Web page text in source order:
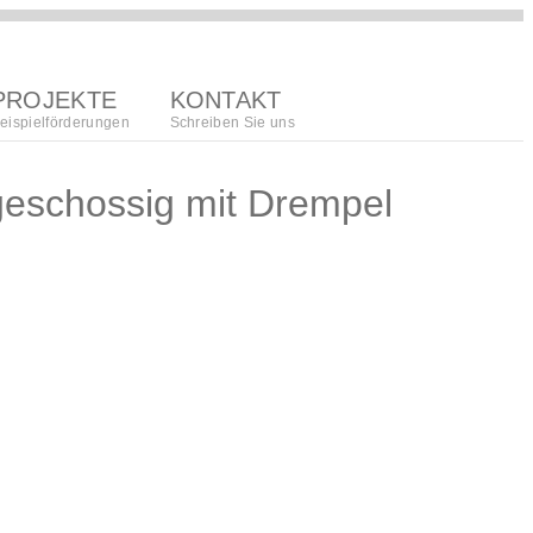
KONTAKT
Schreiben Sie uns
mit Drempel